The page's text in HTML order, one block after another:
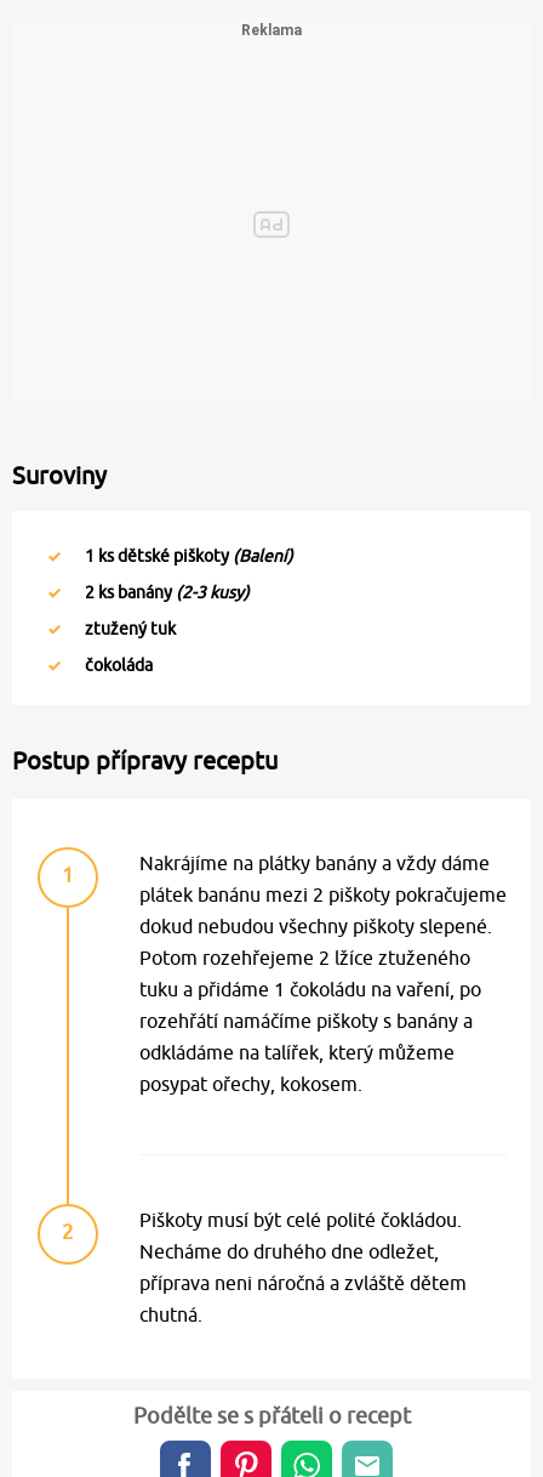
Suroviny
1 ks dětské piškoty(Balení)
2 ks banány(2-3 kusy)
ztužený tuk
čokoláda
Postup přípravy receptu
1
Nakrájíme na plátky banány a vždy dáme
plátek banánu mezi 2 piškoty pokračujeme
dokud nebudou všechny piškoty slepené.
Potom rozehřejeme 2 lžíce ztuženého
tuku a přidáme 1 čokoládu na vaření, po
rozehřátí namáčíme piškoty s banány a
odkládáme na talířek, který můžeme
posypat ořechy, kokosem.
2
Piškoty musí být celé polité čokládou.
Necháme do druhého dne odležet,
příprava neni náročná a zvláště dětem
chutná.
Podělte se s přáteli o recept